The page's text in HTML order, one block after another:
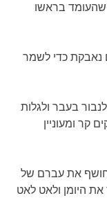
שהעומד בראשו
נאבקת כדי לשמר
בעבר ולגלות
קר ומעוניין
החושף את עברם של
היומן ולאט לאט